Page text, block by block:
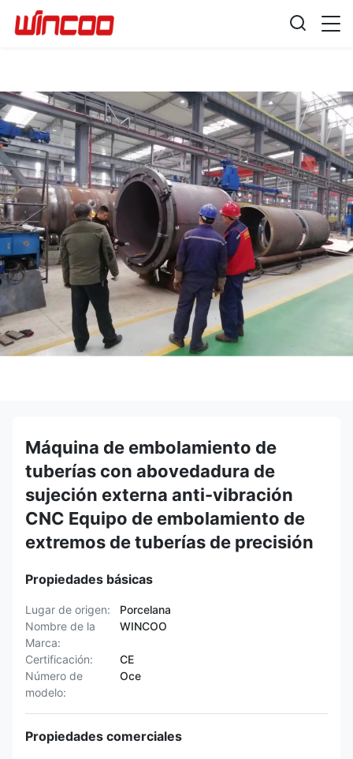
Máquina de embolamiento de
tuberías con abovedadura de
sujeción externa anti-vibración
CNC Equipo de embolamiento de
extremos de tuberías de precisión
Propiedades básicas
Lugar de origen:
Porcelana
Nombre de la
Marca:
WINCOO
Certificación:
CE
Número de
modelo:
Oce
Propiedades comerciales